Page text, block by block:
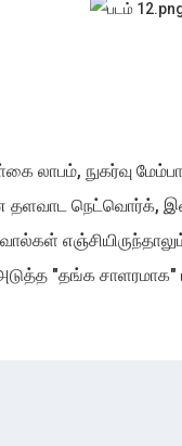
நுகர்வு
தளவாட நெட்வொர்க்,
"தங்க சாளரமாக"